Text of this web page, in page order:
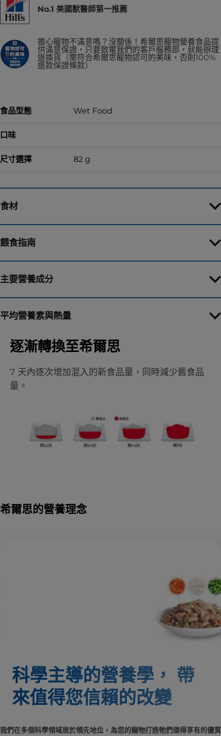
No.1 美國獸醫師第一推薦
擔心寵物不滿意嗎？沒關係！希爾思寵物營養食品提
供滿意保證，只要致電我們的客戶服務部，就能辦理
退換貨（需符合希爾思寵物認可的美味，否則100%
退款保證條款）
食品型態 Wet Food
口味
尺寸選擇 82 g
食材
餵食指南
主要營養成分
平均營養素與熱量
逐漸轉換至希爾思
7 天內逐次增加混入的新食品量，同時減少舊食品
量。
希爾思的營養理念
科學主導的營養學， 帶
來值得您信賴的改變
我們在多個科學領域居於領先地位，為您的寵物打造牠們值得享有的優質